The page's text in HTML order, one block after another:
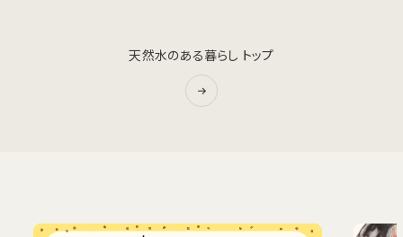
天然水のある暮らし トップ